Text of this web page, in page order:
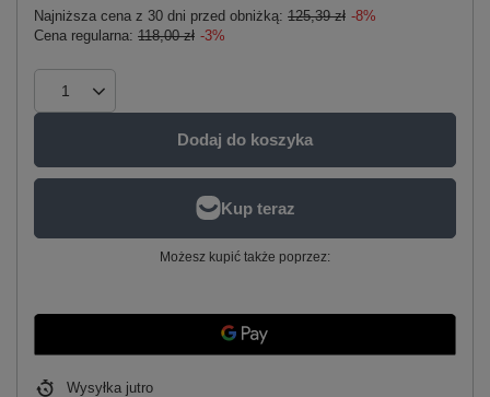
Najniższa cena z 30 dni przed obniżką: 125,39 zł -8%
Cena regularna: 118,00 zł -3%
Dodaj do koszyka
Możesz kupić także poprzez:
Wysyłka jutro